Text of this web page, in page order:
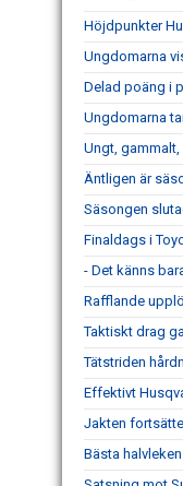
Höjdpunkter
Ungdomarna
Delad poäng i
Ungdomarna
Ungt,
Äntligen är
Säsongen
Finaldags i
- Det känns
Rafflande
Taktiskt drag
Tätstriden
Effektivt
Jakten
Bästa